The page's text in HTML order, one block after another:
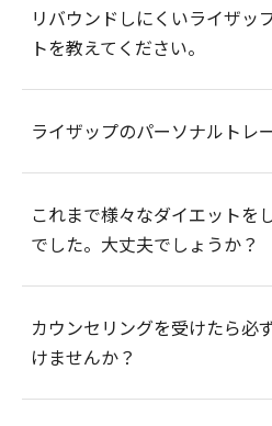
リバウンドしにくいライザッ
トを教えてください。
ライザップのパーソナルトレ
これまで様々なダイエットを
でした。大丈夫でしょうか？
カウンセリングを受けたら必
けませんか？